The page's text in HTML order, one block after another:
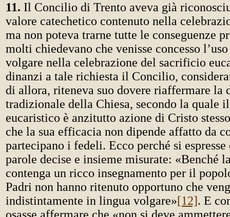
11. Il Concilio di Trento aveva già
valore catechetico contenuto nella
ma non poteva trarne tutte le conseguenze
molti chiedevano che venisse concesso
volgare nella celebrazione del sacrificio
dinanzi a tale richiesta il Concilio,
di allora, riteneva suo dovere riaffermare la
tradizionale della Chiesa, secondo la quale
eucaristico è anzitutto azione di Cristo
che la sua efficacia non dipende affatto da
partecipano i fedeli. Ecco perché si espresse
parole decise e insieme misurate: «Benché
contenga un ricco insegnamento per il
Padri non hanno ritenuto opportuno che
indistintamente in lingua volgare»[12]. E